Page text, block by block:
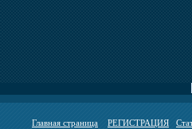
Главная страница РЕГИСТРАЦИЯ